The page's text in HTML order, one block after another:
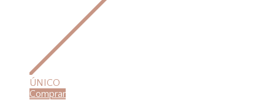
ÚNICO
Comprar